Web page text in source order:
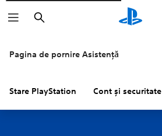
Pagina de pornire Asistență
Stare PlayStation Cont și securitate